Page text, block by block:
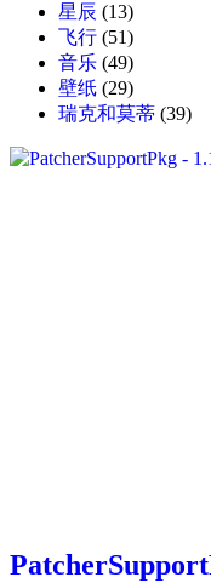
星辰 (13)
飞行 (51)
音乐 (49)
壁纸 (29)
瑞克和莫蒂 (39)